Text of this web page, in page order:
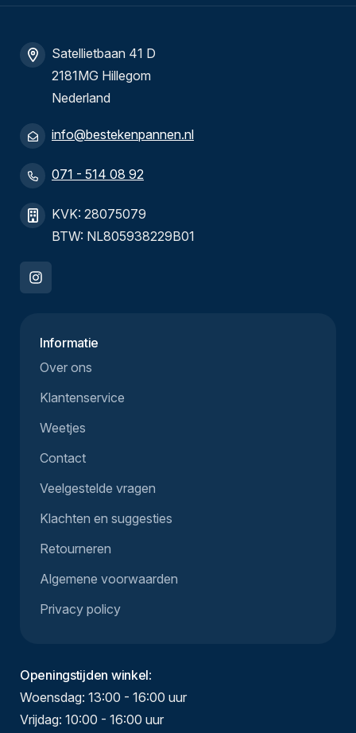
Satellietbaan 41 D
2181MG Hillegom
Nederland
info@bestekenpannen.nl
071 - 514 08 92
KVK: 28075079
BTW: NL805938229B01
Informatie
Over ons
Klantenservice
Weetjes
Contact
Veelgestelde vragen
Klachten en suggesties
Retourneren
Algemene voorwaarden
Privacy policy
Openingstijden winkel:
Woensdag: 13:00 - 16:00 uur
Vrijdag: 10:00 - 16:00 uur